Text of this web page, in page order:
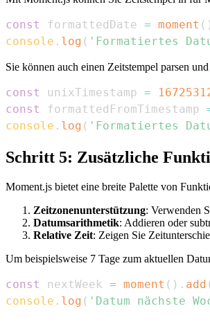
const formattedDate = moment ( )
console . log ( 'Formatiertes
Sie können auch einen Zeitstempel parsen
const unixTimestamp =
const
formattedFromTimestamp
console . log ( 'Formatiertes
Schritt 5: Zusätzliche
Moment.js bietet eine breite Palette von
Zeitzonenunterstützung: Verwenden
Datumsarithmetik: Addieren oder
Relative Zeit: Zeigen Sie
Um beispielsweise 7 Tage zum aktuellen
const nextWeek = moment ( ) . add
console . log ( 'Datum nächste